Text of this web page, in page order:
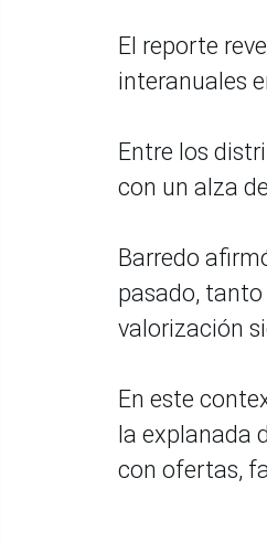
El reporte
interanuales
Entre los
con un alza
Barredo
pasado,
valorización
En este
la explanada
con ofertas,